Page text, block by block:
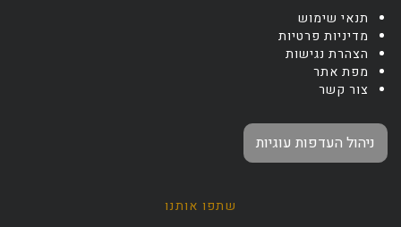
תנאי שימוש
מדיניות פרטיות
הצהרת נגישות
מפת אתר
צור קשר
ניהול העדפות עוגיות
שתפו אותנו